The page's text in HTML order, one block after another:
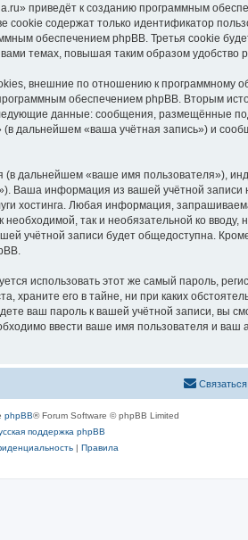
приведёт к созданию программным
содержат только идентификатор
обеспечением phpBB. Третья cookie
темах, повышая таким образом удобство
внешние по отношению к программному
обеспечением phpBB. Вторым
данные: сообщения, размещённые
дальнейшем «ваша учётная запись») и
дальнейшем «ваше имя пользователя»),
Ваша информация из вашей учётной
хостинга. Любая информация,
так и необязательной ко
учётной записи будет общедоступна. Кроме
использовать этот же самый пароль,
его в тайне, ни при каких
ваш пароль к вашей учётной записи, вы
ввести ваше имя пользователя и ваш
phpBB® Forum Software © phpBB Limited
поддержка phpBB
| Правила